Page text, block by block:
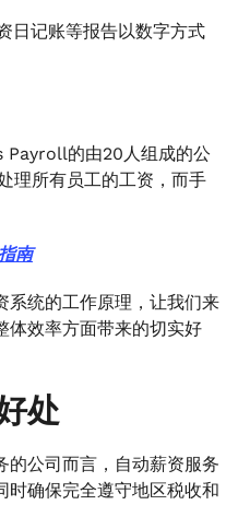
日记账等报告以数字方式
的由20人组成的公
理所有员工的工资，而手
南
系统的工作原理，让我们来
体效率方面带来的切实好
处
的公司而言，自动薪资服务
时确保完全遵守地区税收和